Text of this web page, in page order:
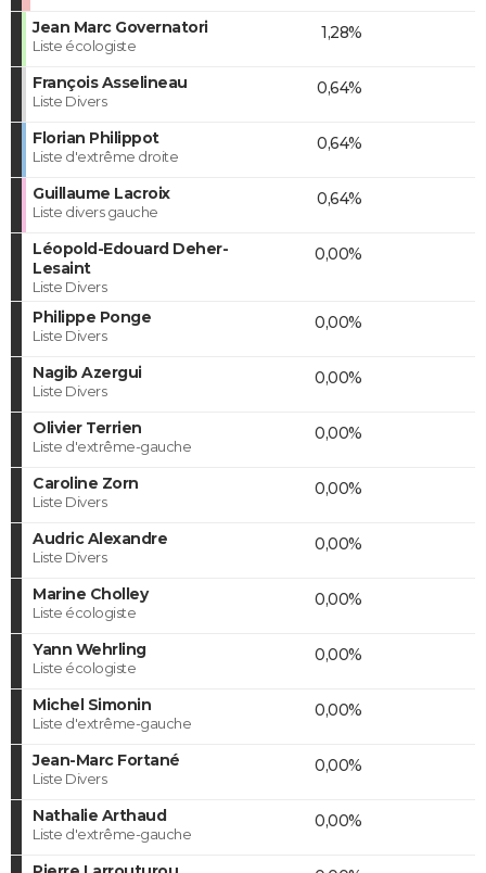
Jean Marc Governatori
Liste écologiste
1,28%
François Asselineau
Liste Divers
0,64%
Florian Philippot
Liste d'extrême droite
0,64%
Guillaume Lacroix
Liste divers gauche
0,64%
Léopold-Edouard Deher-
Lesaint
Liste Divers
0,00%
Philippe Ponge
Liste Divers
0,00%
Nagib Azergui
Liste Divers
0,00%
Olivier Terrien
Liste d'extrême-gauche
0,00%
Caroline Zorn
Liste Divers
0,00%
Audric Alexandre
Liste Divers
0,00%
Marine Cholley
Liste écologiste
0,00%
Yann Wehrling
Liste écologiste
0,00%
Michel Simonin
Liste d'extrême-gauche
0,00%
Jean-Marc Fortané
Liste Divers
0,00%
Nathalie Arthaud
Liste d'extrême-gauche
0,00%